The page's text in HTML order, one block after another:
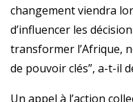
changement viendra
d’influencer les
transformer l’Afrique,
de pouvoir clés”, a-t-il
Un appel à l’action